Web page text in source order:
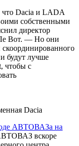
Dacia и LADA
собственными
директор
Вот. — Но они
будут лучше
чтобы с
Dacia
АВТОВАЗа на
вскоре